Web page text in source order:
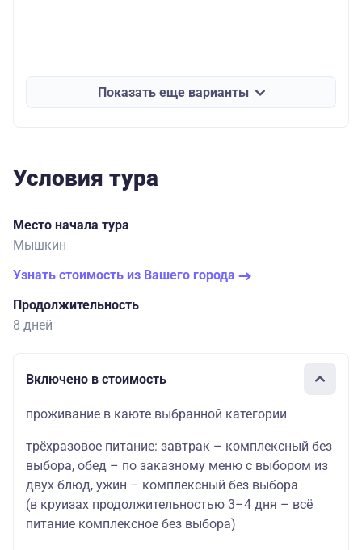
Показать еще варианты
Условия тура
Место начала тура
Мышкин
Узнать стоимость из Вашего города
Продолжительность
8 дней
Включено в стоимость
проживание в каюте выбранной категории
трёхразовое питание: завтрак – комплексный без
выбора, обед – по заказному меню с выбором из
двух блюд, ужин – комплексный без выбора
(в круизах продолжительностью 3–4 дня – всё
питание комплексное без выбора)